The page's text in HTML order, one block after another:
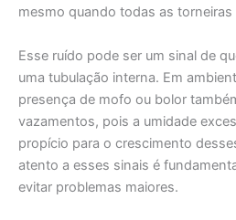
mesmo quando todas as
Esse ruído pode ser um sinal de
uma tubulação interna. Em
presença de mofo ou bolor
vazamentos, pois a umidade
propício para o crescimento
atento a esses sinais é
evitar problemas maiores.